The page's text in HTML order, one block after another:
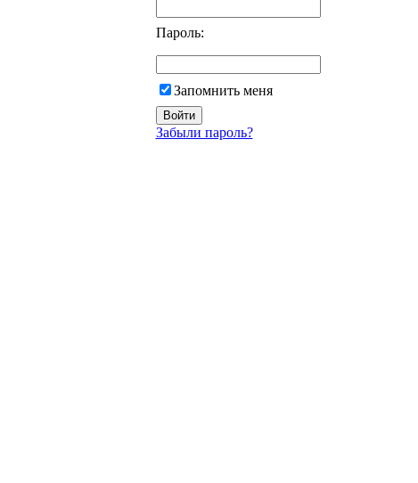
Пароль:
Запомнить меня
Забыли пароль?